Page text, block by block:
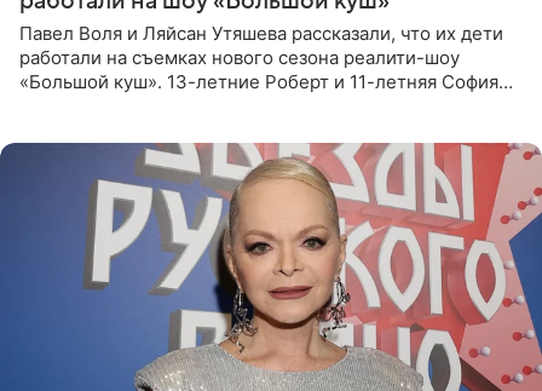
Павел Воля и Ляйсан Утяшева рассказали, что их дети
работали на съемках нового сезона реалити-шоу
«Большой куш». 13-летние Роберт и 11-летняя София